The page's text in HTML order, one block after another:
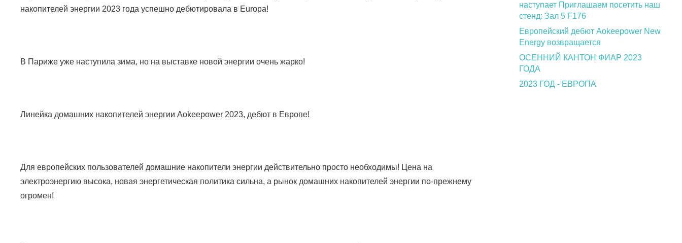
накопителей энергии 2023 года успешно дебютировала в Europa!
В Париже уже наступила зима, но на выставке новой энергии очень жарко!
Линейка домашних накопителей энергии Aokeepower 2023, дебют в Европе!
Для европейских пользователей домашние накопители энергии действительно просто необходимы! Цена на
электроэнергию высока, новая энергетическая политика сильна, а рынок домашних накопителей энергии по-прежнему
огромен!
наступает Приглашаем посетить наш
стенд: Зал 5 F176
Европейский дебют Aokeepower New
Energy возвращается
ОСЕННИЙ КАНТОН ФИАР 2023
ГОДА
2023 ГОД - ЕВРОПА